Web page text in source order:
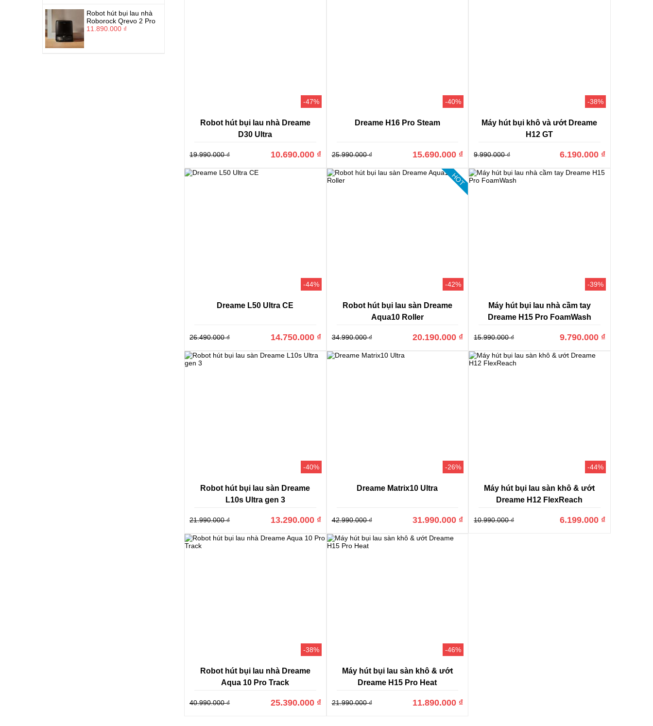
Robot hút bụi lau nhà
Roborock Qrevo 2 Pro
11.890.000 ₫
có mức giá cao hơn hẳn của những thương hiệu khác như cảm biến LIDAR bằng Laser, thuật toán thông minh SLAM, hay động cơ
không chổi than,… giúp cho việc vận hành sản phẩm đặc biệt bền bỉ, cũng rất êm ái.
thương hiệu khác. Dream khá gọn nhẹ với một bề ngoại hiện đại, chất liệu cứng cáp, khiến sản phẩm như một vật trang trí làm tăng sự
-47%
Robot hút bụi lau nhà Dreame
D30 Ultra
19.990.000 ₫ 10.690.000 ₫
-40%
Dreame H16 Pro Steam
25.990.000 ₫ 15.690.000 ₫
-38%
Máy hút bụi khô và ướt Dreame
H12 GT
9.990.000 ₫ 6.190.000 ₫
-44%
Dreame L50 Ultra CE
26.490.000 ₫ 14.750.000 ₫
HOT
-42%
Robot hút bụi lau sàn Dreame
Aqua10 Roller
34.990.000 ₫ 20.190.000 ₫
-39%
Máy hút bụi lau nhà cầm tay
Dreame H15 Pro FoamWash
15.990.000 ₫ 9.790.000 ₫
-40%
Robot hút bụi lau sàn Dreame
L10s Ultra gen 3
21.990.000 ₫ 13.290.000 ₫
-26%
Dreame Matrix10 Ultra
42.990.000 ₫ 31.990.000 ₫
-44%
Máy hút bụi lau sàn khô & ướt
Dreame H12 FlexReach
10.990.000 ₫ 6.199.000 ₫
-38%
Robot hút bụi lau nhà Dreame
Aqua 10 Pro Track
40.990.000 ₫ 25.390.000 ₫
-46%
Máy hút bụi lau sàn khô & ướt
Dreame H15 Pro Heat
21.990.000 ₫ 11.890.000 ₫